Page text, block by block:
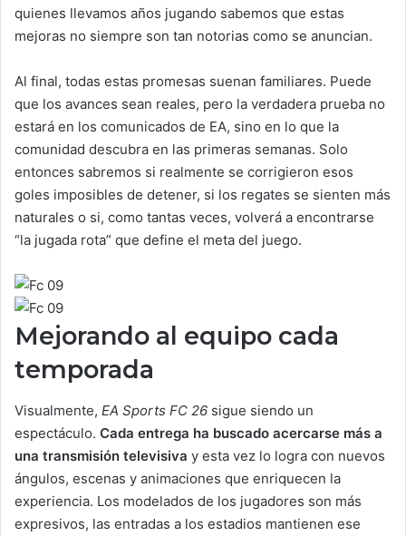
quienes llevamos años jugando sabemos que estas
mejoras no siempre son tan notorias como se anuncian.
Al final, todas estas promesas suenan familiares. Puede
que los avances sean reales, pero la verdadera prueba no
estará en los comunicados de EA, sino en lo que la
comunidad descubra en las primeras semanas. Solo
entonces sabremos si realmente se corrigieron esos
goles imposibles de detener, si los regates se sienten más
naturales o si, como tantas veces, volverá a encontrarse
“la jugada rota” que define el meta del juego.
Mejorando al equipo cada
temporada
Visualmente, EA Sports FC 26 sigue siendo un
espectáculo. Cada entrega ha buscado acercarse más a
una transmisión televisiva y esta vez lo logra con nuevos
ángulos, escenas y animaciones que enriquecen la
experiencia. Los modelados de los jugadores son más
expresivos, las entradas a los estadios mantienen ese